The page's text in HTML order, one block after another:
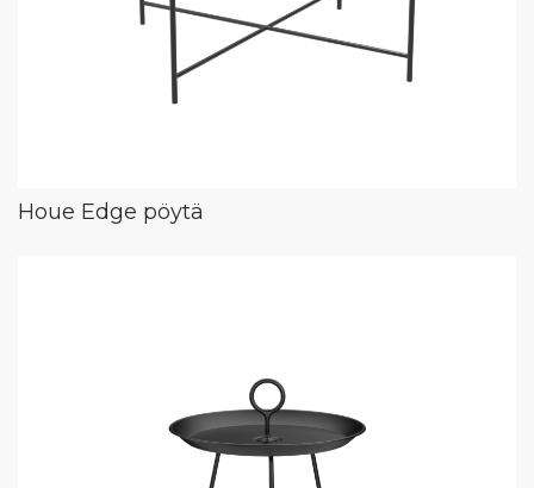
Houe Edge pöytä